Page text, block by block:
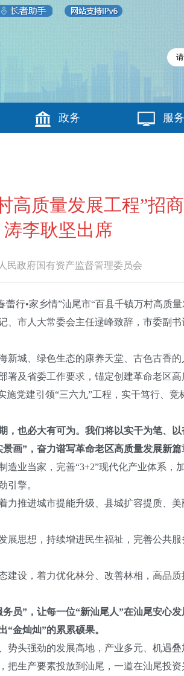
政务 服务
高质量发展工程”招
涛李耿坚出席
民政府国有资产监督管理委员会
行•家乡情”汕尾市“百县千镇万村高质
市人大常委会主任逯峰致辞，市委副
城、绿色生态的康养天堂、古色古香
及省委工作要求，锚定创建革命老区
党建引领“三六九”工程，实干笃行、竞
也必大有可为。我们将以实干为笔、
画”，奋力谱写革命老区高质量发展新篇
造业当家，完善“3+2”现代化产业体系，
引擎。
力推进城市提能升级、县城扩容提质、
展思想，持续增进民生福祉，完善公共
建设，着力优化林分、改善林相，高品
员”，让每一位“新汕尾人”在汕尾安心
金灿灿”的累累硕果。
头强劲的发展高地，产业多元、机遇
生产要素投放到汕尾，一道在汕尾投